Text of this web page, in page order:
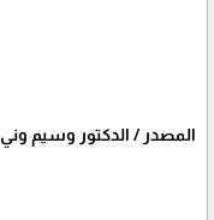
المصدر / الدكتور وسيم وني